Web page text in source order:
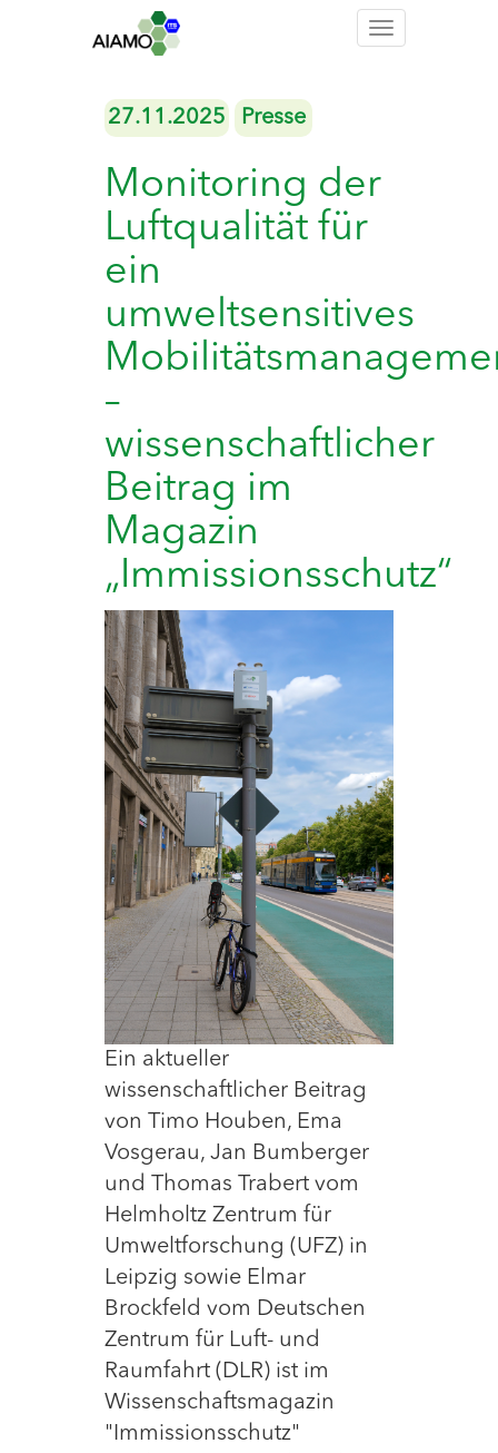
Toggle
27.11.2025 Presse
Monitoring der
Luftqualität für
ein
umweltsensitives
–
wissenschaftlicher
Beitrag im
Magazin
„Immissionsschutz“
Ein aktueller
wissenschaftlicher Beitrag
von Timo Houben, Ema
Vosgerau, Jan Bumberger
und Thomas Trabert vom
Helmholtz Zentrum für
Umweltforschung (UFZ) in
Leipzig sowie Elmar
Brockfeld vom Deutschen
Zentrum für Luft- und
Raumfahrt (DLR) ist im
Wissenschaftsmagazin
"Immissionsschutz"